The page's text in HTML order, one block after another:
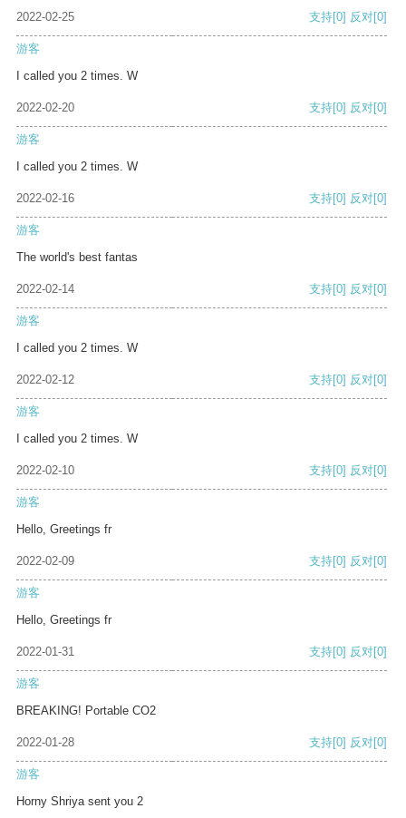
2022-02-25 支持[0] 反对[0]
游客
I called you 2 times. W
2022-02-20 支持[0] 反对[0]
游客
I called you 2 times. W
2022-02-16 支持[0] 反对[0]
游客
The world's best fantas
2022-02-14 支持[0] 反对[0]
游客
I called you 2 times. W
2022-02-12 支持[0] 反对[0]
游客
I called you 2 times. W
2022-02-10 支持[0] 反对[0]
游客
Hello, Greetings fr
2022-02-09 支持[0] 反对[0]
游客
Hello, Greetings fr
2022-01-31 支持[0] 反对[0]
游客
BREAKING! Portable CO2
2022-01-28 支持[0] 反对[0]
游客
Horny Shriya sent you 2